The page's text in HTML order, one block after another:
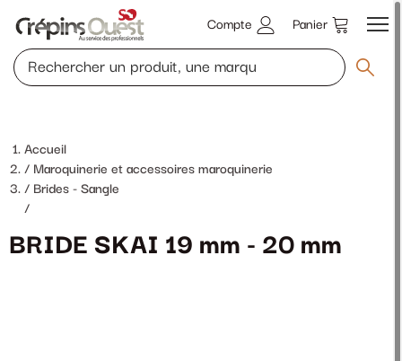
Compte Panier
Accueil
Maroquinerie et accessoires maroquinerie
Brides - Sangle
/
BRIDE SKAI 19 mm - 20 mm